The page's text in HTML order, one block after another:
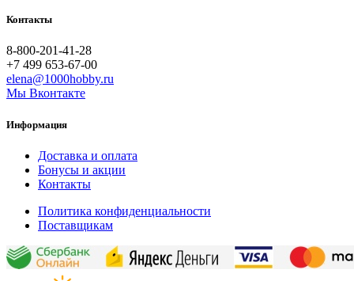
Контакты
8-800-201-41-28
+7 499 653-67-00
elena@1000hobby.ru
Мы Вконтакте
Информация
Доставка и оплата
Бонусы и акции
Контакты
Политика конфиденциальности
Поставщикам